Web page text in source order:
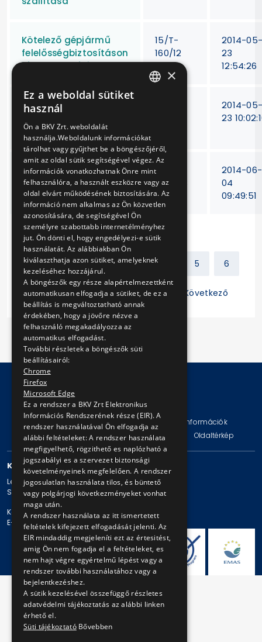
Kötelező gépjármű
felelősségbiztosításon
kívüli biztosítások
15/T-
160/12
2014-
23
12:54:26
Autóbuszok szervo-és
szivattyúinak javítása
2014-
23
Különféle jármű tükrök
és alkatrészeinek
beszerzése
15/T-
15/2013
2014-06-
04
09:49:51
Előző 1 2 3 5 6
7 8 9 10 11 Következő
© Copyright 2026 BKV Zrt.
Impresszum Jogi nyilatkozat
Technikai információk
Adatvédelmi politika és tájékoztatások
Oldaltérkép
KAPCSOLAT
Levelezési cím: 1980 Budapest, Pf. 11.
Székhely: 1980 Budapest, Akácfa u. 15.
Központi telefonszám: + 36 1 461-65-00
E-mail cím: bkv@bkv.hu
×
Ez a weboldal sütiket
használ
Ön a BKV Zrt. weboldalát
használja.Weboldalunk információkat
tárolhat vagy gyűjthet be a böngészőjéről,
amit az oldal sütik segítségével végez. Az
információk vonatkozhatnak Önre mint
felhasználóra, a használt eszközre vagy az
oldal elvárt működésének biztosítására. Az
információ nem alkalmas az Ön közvetlen
azonosítására, de segítségével Ön
személyre szabottabb internetélményhez
jut. Ön dönti el, hogy engedélyezi-e sütik
használatát. Az alábbiakban Ön
kiválaszthatja azon sütiket, amelyeknek
kezeléséhez hozzájárul.
A böngészők egy része alapértelmezettként
automatikusan elfogadja a sütiket, de ez a
beállítás is megváltoztatható annak
érdekében, hogy a jövőre nézve a
felhasználó megakadályozza az
automatikus elfogadást.
További részletek a böngészők süti
beállításairól:
Chrome
Firefox
Microsoft Edge
Ez a rendszer a BKV Zrt Elektronikus
Információs Rendszerének része (EIR). A
rendszer használatával Ön elfogadja az
alábbi feltételeket: A rendszer használata
megfigyelhető, rögzithető es naplózható a
jogszabályi es a szervezet biztonsági
követelményeinek megfelelően. A rendszer
jogosulatlan használata tilos, és büntető
vagy polgárjogi következményeket vonhat
maga után.
A rendszer használata az itt ismertetett
feltételek kifejezett elfogadását jelenti. Az
EIR mindaddig megjeleníti ezt az értesitést,
amig Ön nem fogadja el a feltételeket, es
nem hajt végre egyértelmű lépést vagy a
rendszer további használatához vagy a
bejelentkezéshez.
A sütik kezelésével összefüggő részletes
adatvédelmi tájékoztatás az alábbi linken
érhető el.
Süti tájékoztató Bővebben